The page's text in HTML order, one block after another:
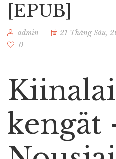
[EPUB]
admin 21 Tháng Sáu,
0
kengät